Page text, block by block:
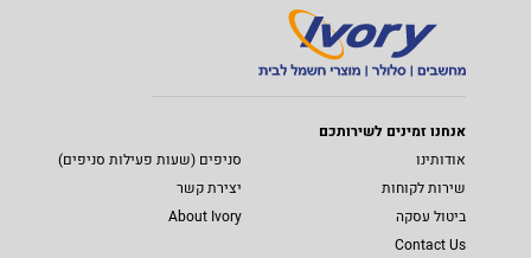
אנחנו זמינים לשירותכם
אודותינו
סניפים (שעות פעילות סניפים)
שירות לקוחות
יצירת קשר
ביטול עסקה
About Ivory
Contact Us